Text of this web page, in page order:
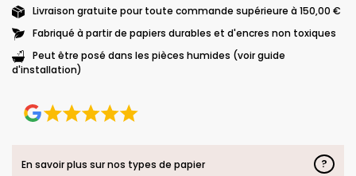
Livraison gratuite pour toute commande supérieure à 150,00 €
Fabriqué à partir de papiers durables et d'encres non toxiques
Peut être posé dans les pièces humides (voir guide
d'installation)
En savoir plus sur nos types de papier ?